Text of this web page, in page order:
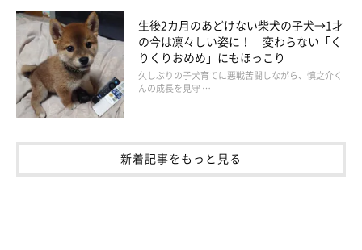
のび〜っと大胆なヘソ天！
@ma5ro9
てんくんの成長を日々見守ってきた飼い主さん。ふとしたときに
見せる表情に、愛おしさを感じていると話します。
飼い主さん：
「私がくしゃみをしそうなときに、てんは心配そうな表情で見上
生後2カ月のあどけない柴犬の子犬→1才
の今は凛々しい姿に！ 変わらない「く
りくりおめめ」にもほっこり
久しぶりの子犬育てに悪戦苦闘しながら、慎之介く
んの成長を見守 …
新着記事をもっと見る